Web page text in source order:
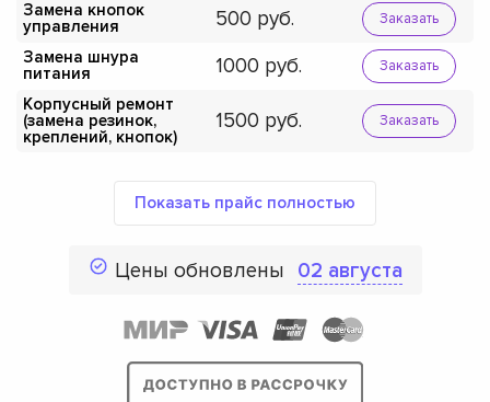
Замена кнопок
управления
500 Заказать
Замена шнура
питания
1000 Заказать
Корпусный ремонт
(замена резинок,
креплений, кнопок)
1500 Заказать
Показать прайс полностью
Цены обновлены 02 августа